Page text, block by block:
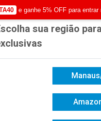
VISUAL
sua região
e ganhe 5% OFF para